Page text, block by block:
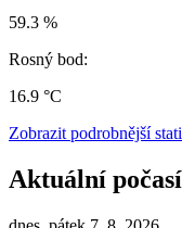
59.3 %
Rosný bod:
16.9 °C
Zobrazit podrobnější
Aktuální počasí